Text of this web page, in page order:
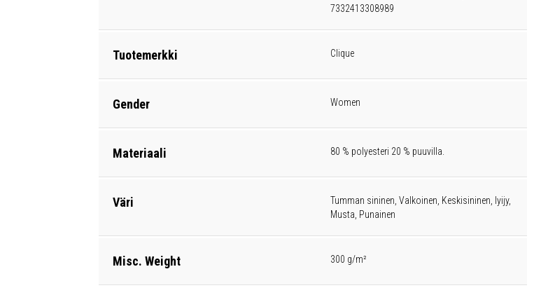
7332413308989
Tuotemerkki Clique
Gender Women
Materiaali 80 % polyesteri 20 % puuvilla.
Väri
Tumman sininen, Valkoinen, Keskisininen, lyijy,
Musta, Punainen
Misc. Weight 300 g/m²